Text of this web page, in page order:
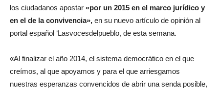
los ciudadanos apostar «por un 2015 en el marco jurídico y
en el de la convivencia», en su nuevo artículo de opinión al
portal español ‘Lasvocesdelpueblo, de esta semana.
«Al finalizar el año 2014, el sistema democrático en el que
creímos, al que apoyamos y para el que arriesgamos
nuestras esperanzas convencidos de abrir una senda posible,